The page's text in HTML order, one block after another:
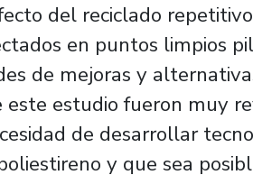
del reciclado
en puntos limpios
de mejoras y
este estudio fueron muy
de desarrollar
y que sea